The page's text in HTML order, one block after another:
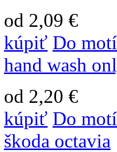
od 2,09 €
kúpiť Do
hand wash
od 2,20 €
kúpiť Do
škoda octavia